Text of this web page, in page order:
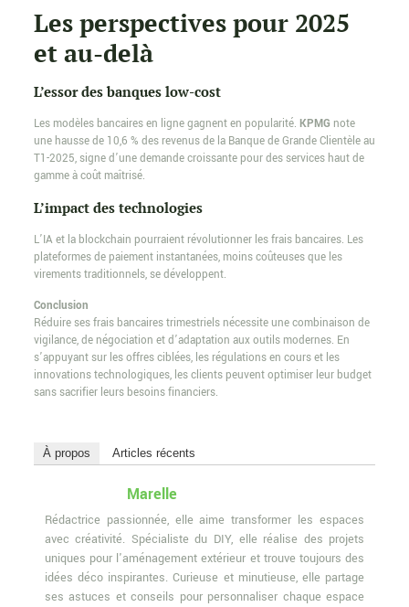
Les perspectives pour 2025
et au-delà
L’essor des banques low-cost
Les modèles bancaires en ligne gagnent en popularité. KPMG note
une hausse de 10,6 % des revenus de la Banque de Grande Clientèle au
T1-2025, signe d’une demande croissante pour des services haut de
gamme à coût maîtrisé.
L’impact des technologies
L’IA et la blockchain pourraient révolutionner les frais bancaires. Les
plateformes de paiement instantanées, moins coûteuses que les
virements traditionnels, se développent.
Conclusion
Réduire ses frais bancaires trimestriels nécessite une combinaison de
vigilance, de négociation et d’adaptation aux outils modernes. En
s’appuyant sur les offres ciblées, les régulations en cours et les
innovations technologiques, les clients peuvent optimiser leur budget
sans sacrifier leurs besoins financiers.
À propos Articles récents
Marelle
Rédactrice passionnée, elle aime transformer les espaces
avec créativité. Spécialiste du DIY, elle réalise des projets
uniques pour l'aménagement extérieur et trouve toujours des
idées déco inspirantes. Curieuse et minutieuse, elle partage
ses astuces et conseils pour personnaliser chaque espace